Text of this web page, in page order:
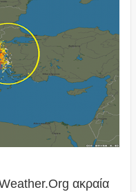
ακραία